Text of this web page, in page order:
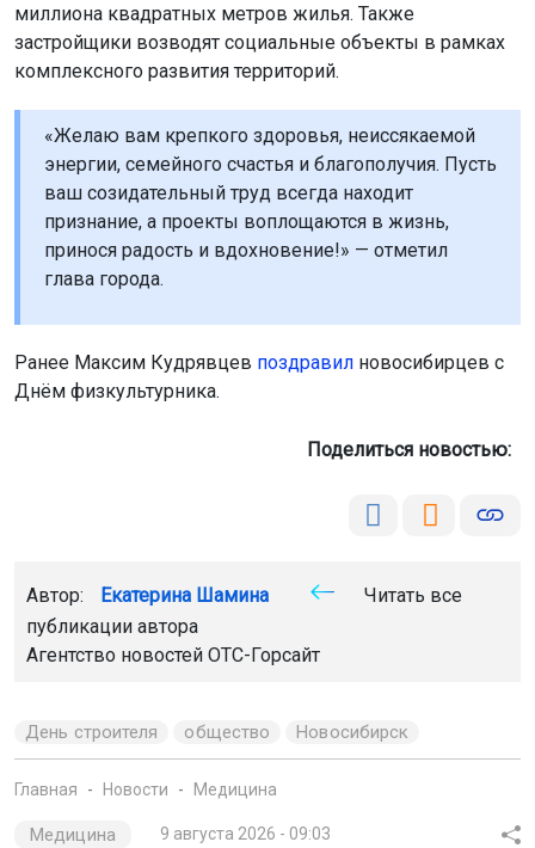
миллиона квадратных метров жилья. Также
застройщики возводят социальные объекты в рамках
комплексного развития территорий.
«Желаю вам крепкого здоровья, неиссякаемой
энергии, семейного счастья и благополучия. Пусть
ваш созидательный труд всегда находит
признание, а проекты воплощаются в жизнь,
принося радость и вдохновение!» — отметил
глава города.
Ранее Максим Кудрявцев поздравил новосибирцев с
Днём физкультурника.
Поделиться новостью:
Автор: Екатерина Шамина
Читать все
публикации автора
Агентство новостей ОТС-Горсайт
День строителя общество Новосибирск
Главная Новости Медицина
Медицина 9 августа 2026 - 09:03